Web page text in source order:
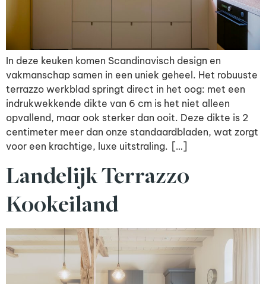
In deze keuken komen Scandinavisch design en
vakmanschap samen in een uniek geheel. Het robuuste
terrazzo werkblad springt direct in het oog: met een
indrukwekkende dikte van 6 cm is het niet alleen
opvallend, maar ook sterker dan ooit. Deze dikte is 2
centimeter meer dan onze standaardbladen, wat zorgt
voor een krachtige, luxe uitstraling. […]
Landelijk Terrazzo
Kookeiland